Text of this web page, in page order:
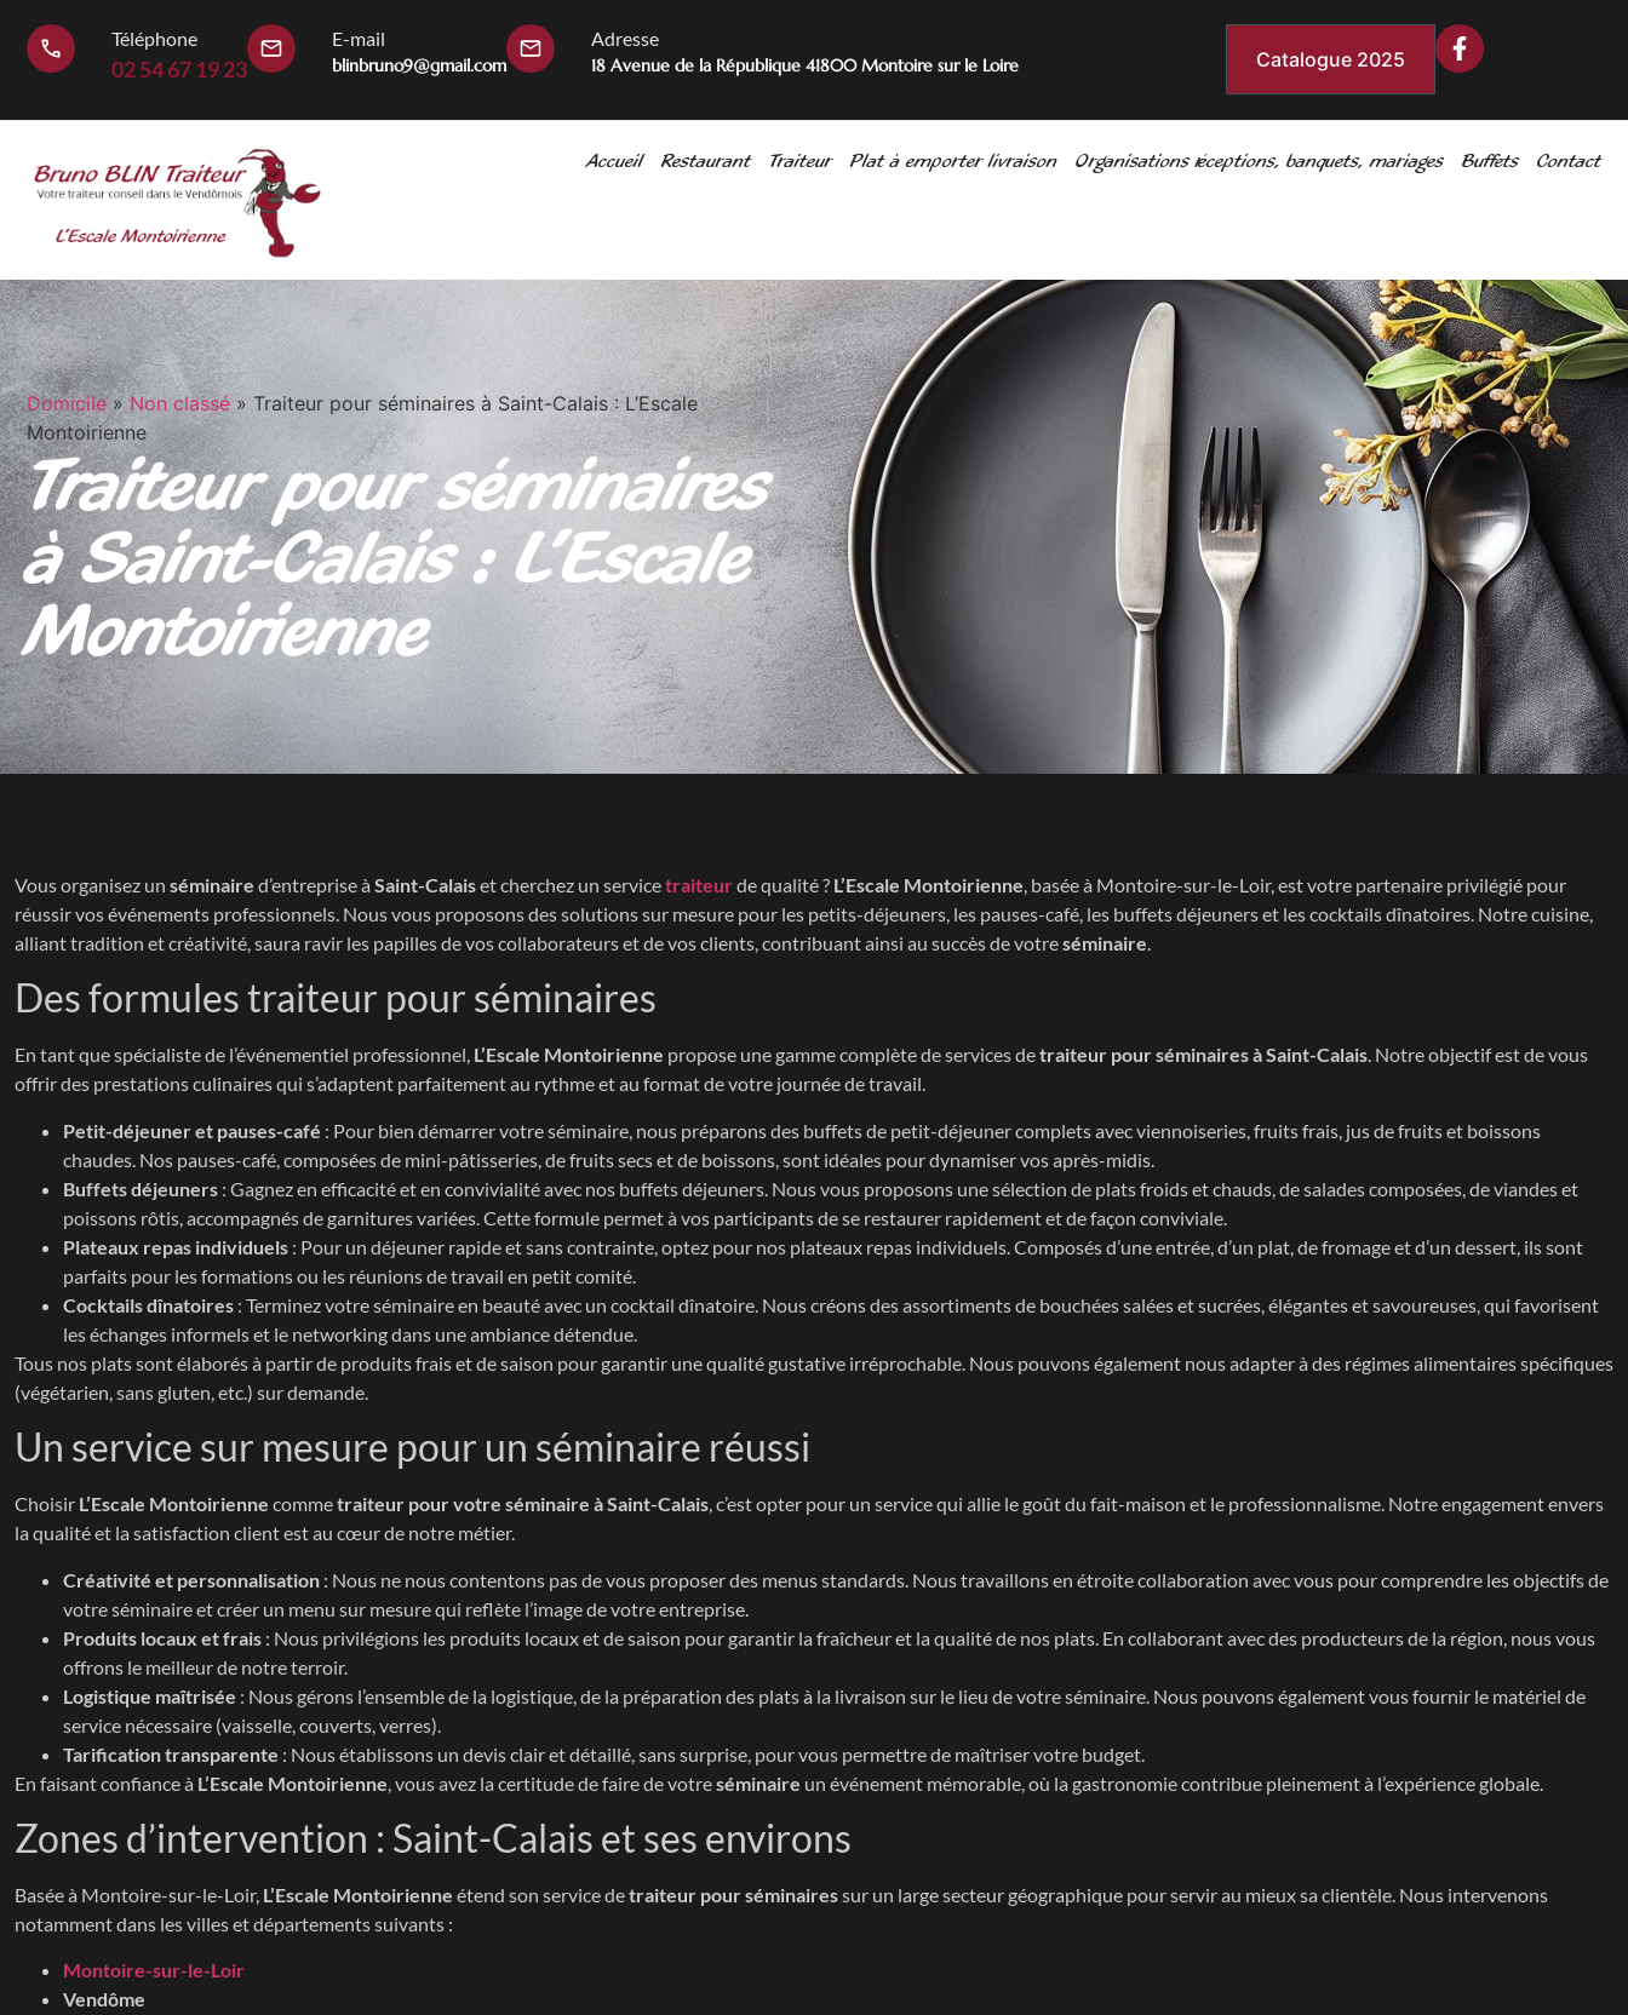
Téléphone
02 54 67 19 23
E-mail
blinbruno9@gmail.com
Adresse
18 Avenue de la République 41800 Montoire sur le Loire Catalogue 2025
Accueil Restaurant Traiteur Plat à emporter livraison Organisations réceptions, banquets, mariages Buffets Contact
Domicile » Non classé » Traiteur pour séminaires à Saint-Calais : L’Escale
Montoirienne
Traiteur pour séminaires
à Saint-Calais : L’Escale
Montoirienne
Vous organisez un séminaire d’entreprise à Saint-Calaiset cherchez un servicetraiteurde qualité ? L’Escale Montoirienne, basée à Montoire-sur-le-Loir, est votre partenaire privilégié pour
réussir vos événements professionnels. Nous vous proposons des solutions sur mesure pour les petits-déjeuners, les pauses-café, les buffets déjeuners et les cocktails dînatoires. Notre cuisine,
alliant tradition et créativité, saura ravir les papilles de vos collaborateurs et de vos clients, contribuant ainsi au succès de votreséminaire.
Des formules traiteur pour séminaires
En tant que spécialiste de l’événementiel professionnel, L’Escale Montoirienne propose une gamme complète de services detraiteur pour séminairesàSaint-Calais. Notre objectif est de vous
offrir des prestations culinaires qui s’adaptent parfaitement au rythme et au format de votre journée de travail.
Petit-déjeuner et pauses-café : Pour bien démarrer votre séminaire, nous préparons des buffets de petit-déjeuner complets avec viennoiseries, fruits frais, jus de fruits et boissons
chaudes. Nos pauses-café, composées de mini-pâtisseries, de fruits secs et de boissons, sont idéales pour dynamiser vos après-midis.
Buffets déjeuners : Gagnez en efficacité et en convivialité avec nos buffets déjeuners. Nous vous proposons une sélection de plats froids et chauds, de salades composées, de viandes et
poissons rôtis, accompagnés de garnitures variées. Cette formule permet à vos participants de se restaurer rapidement et de façon conviviale.
Plateaux repas individuels : Pour un déjeuner rapide et sans contrainte, optez pour nos plateaux repas individuels. Composés d’une entrée, d’un plat, de fromage et d’un dessert, ils sont
parfaits pour les formations ou les réunions de travail en petit comité.
Cocktails dînatoires : Terminez votre séminaire en beauté avec un cocktail dînatoire. Nous créons des assortiments de bouchées salées et sucrées, élégantes et savoureuses, qui favorisent
les échanges informels et le networking dans une ambiance détendue.
Tous nos plats sont élaborés à partir de produits frais et de saison pour garantir une qualité gustative irréprochable. Nous pouvons également nous adapter à des régimes alimentaires spécifiques
(végétarien, sans gluten, etc.) sur demande.
Un service sur mesure pour un séminaire réussi
Choisir L’Escale Montoirienne commetraiteur pour votre séminaire à Saint-Calais, c’est opter pour un service qui allie le goût du fait-maison et le professionnalisme. Notre engagement envers
la qualité et la satisfaction client est au cœur de notre métier.
Créativité et personnalisation : Nous ne nous contentons pas de vous proposer des menus standards. Nous travaillons en étroite collaboration avec vous pour comprendre les objectifs de
votre séminaire et créer un menu sur mesure qui reflète l’image de votre entreprise.
Produits locaux et frais : Nous privilégions les produits locaux et de saison pour garantir la fraîcheur et la qualité de nos plats. En collaborant avec des producteurs de la région, nous vous
offrons le meilleur de notre terroir.
Logistique maîtrisée : Nous gérons l’ensemble de la logistique, de la préparation des plats à la livraison sur le lieu de votre séminaire. Nous pouvons également vous fournir le matériel de
service nécessaire (vaisselle, couverts, verres).
Tarification transparente : Nous établissons un devis clair et détaillé, sans surprise, pour vous permettre de maîtriser votre budget.
En faisant confiance à L’Escale Montoirienne , vous avez la certitude de faire de votreséminaire un événement mémorable, où la gastronomie contribue pleinement à l’expérience globale.
Zones d’intervention : Saint-Calais et ses environs
Basée à Montoire-sur-le-Loir, L’Escale Montoirienne étend son service detraiteur pour séminairessur un large secteur géographique pour servir au mieux sa clientèle. Nous intervenons
notamment dans les villes et départements suivants :
Montoire-sur-le-Loir
Vendôme